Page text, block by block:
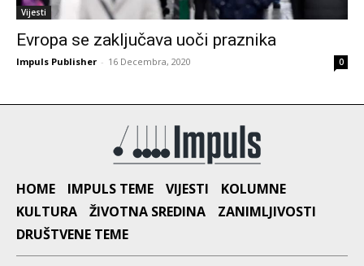
Vijesti
Evropa se zaključava uoči praznika
Impuls Publisher - 16 Decembra, 2020 0
HOME IMPULS TEME VIJESTI
KOLUMNE
KULTURA
ŽIVOTNA SREDINA
ZANIMLJIVOSTI
DRUŠTVENE TEME